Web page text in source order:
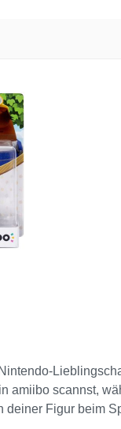
amiibo scannst,
Figur beim